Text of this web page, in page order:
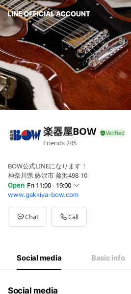
楽器屋BOW
Friends245
BOW公式LINEになります！
神奈川県 藤沢市 藤沢498-10
Open Fri 11:00 - 19:00
Sun11:00 - 19:00
Mon11:00 - 19:00
Tue11:00 - 19:00
WedClosed
11:00 - 19:00
水曜定休日(祝日は営業しております)
www.gakkiya-bow.com
Chat Call
Social media Basic info
Social media